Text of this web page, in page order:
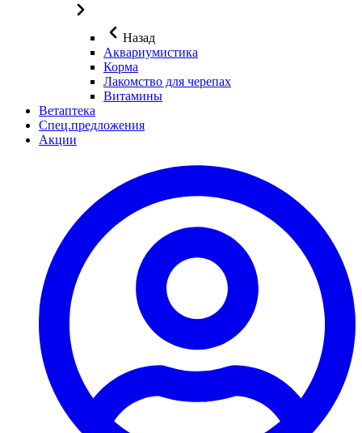
Назад
Аквариумистика
Корма
Лакомство для черепах
Витамины
Ветаптека
Спец.предложения
Акции